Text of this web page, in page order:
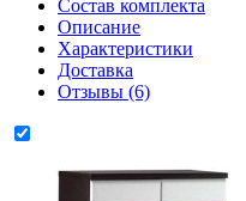
Состав комплекта
Описание
Характеристики
Доставка
Отзывы (6)